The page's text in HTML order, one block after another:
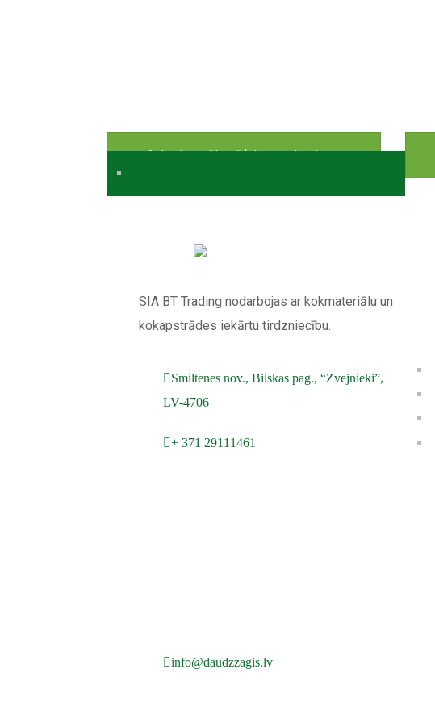
Ar horizontālu zāģripu novietojumu
SIA BT Trading nodarbojas ar kokmateriālu un
kokapstrādes iekārtu tirdzniecību.
Smiltenes nov., Bilskas pag., “Zvejnieki”,
LV-4706
+ 371 29111461
info@daudzzagis.lv